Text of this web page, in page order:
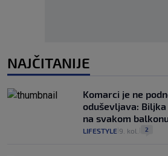
NAJČITANIJE
Komarci je ne
oduševljava:
na svakom
LIFESTYLE 9. kol. 2